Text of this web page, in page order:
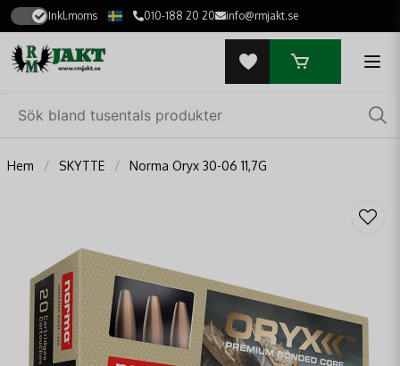
Inkl.moms 010-188 20 20 info@rmjakt.se
Hem SKYTTE Norma Oryx 30-06 11,7G